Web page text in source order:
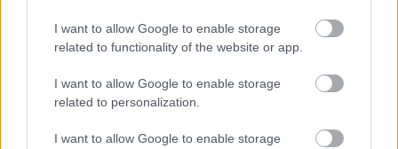
I want to allow Google to enable storage
related to functionality of the website or app.
I want to allow Google to enable storage
related to personalization.
I want to allow Google to enable storage